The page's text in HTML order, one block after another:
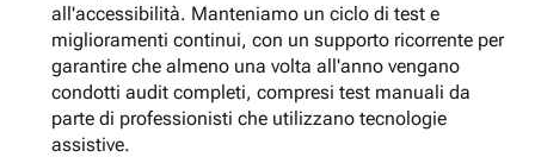
all'accessibilità. Manteniamo un ciclo di test e
miglioramenti continui, con un supporto ricorrente per
garantire che almeno una volta all'anno vengano
condotti audit completi, compresi test manuali da
parte di professionisti che utilizzano tecnologie
assistive.